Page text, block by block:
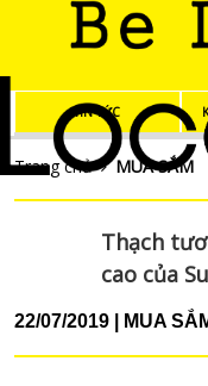
TIN TỨC
Trang chủ MUA SẮM
Thạch
cao của
22/07/2019 MUA